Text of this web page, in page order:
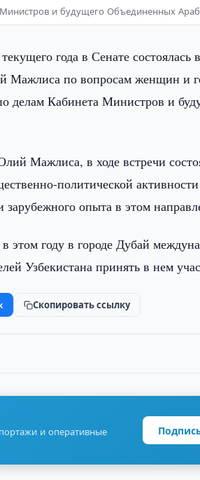
и будущего Объединенных
текущего года в Сенате
Мажлиса по вопросам женщин и
делам Кабинета Министров и
Мажлиса, в ходе встречи
политической
зарубежного опыта в этом
году в городе Дубай
Узбекистана принять в нем
Скопировать ссылку
и оперативные